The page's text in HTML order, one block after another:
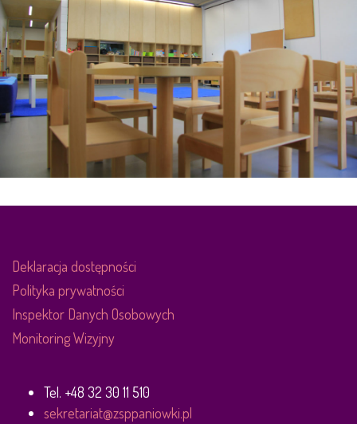
Deklaracja dostępności
Polityka prywatności
Inspektor Danych Osobowych
Monitoring Wizyjny
Tel. +48 32 30 11 510
sekretariat@zsppaniowki.pl